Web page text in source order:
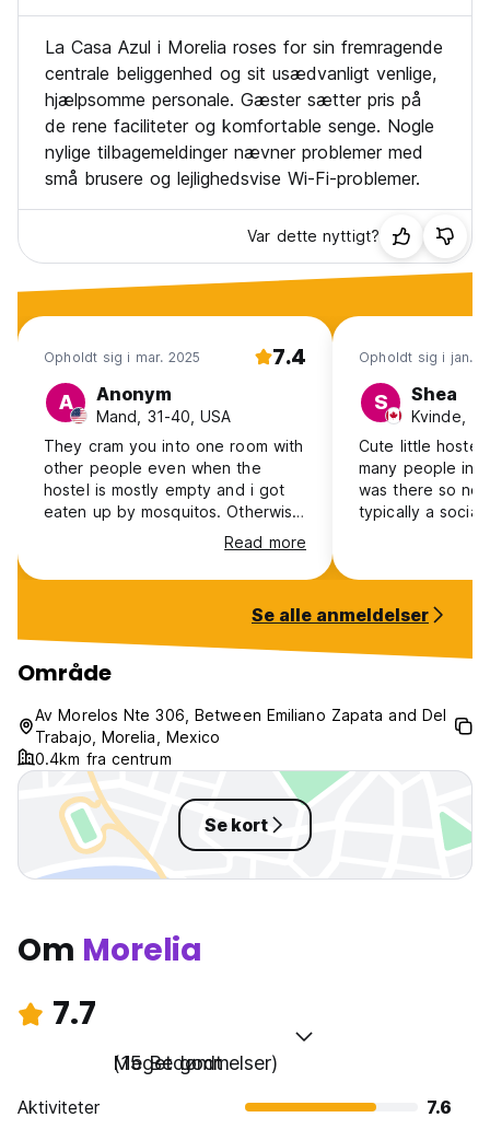
La Casa Azul i Morelia roses for sin fremragende
centrale beliggenhed og sit usædvanligt venlige,
hjælpsomme personale. Gæster sætter pris på
de rene faciliteter og komfortable senge. Nogle
nylige tilbagemeldinger nævner problemer med
små brusere og lejlighedsvise Wi-Fi-problemer.
Var dette nyttigt?
Opholdt sig i mar. 2025 7.4
A Anonym
Mand, 31-40, USA
They cram you into one room with
other people even when the
hostel is mostly empty and i got
eaten up by mosquitos. Otherwise
okay with clean bathrooms and
showers. Nice kitchen and friendly
staff
Read more
Opholdt sig i jan.
S Shea
Kvinde,
Cute little hostel.
many people in
was there so
typically a social
brought it to
start to the day.
needed to ask
was a good
Se alle anmeldelser
Område
Av Morelos Nte 306, Between Emiliano Zapata and Del
Trabajo, Morelia, Mexico
0.4km fra centrum
Se kort
Om Morelia
7.7
Meget godt
(15 Bedømmelser)
Aktiviteter
7.6